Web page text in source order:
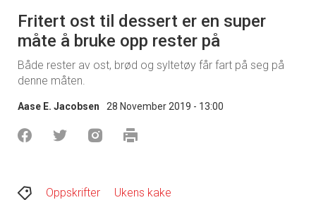
Fritert ost til dessert er en super
måte å bruke opp rester på
Både rester av ost, brød og syltetøy får fart på seg på
denne måten.
Aase E. Jacobsen 28 November 2019 - 13:00
Oppskrifter Ukens kake